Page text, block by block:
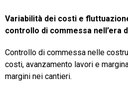
Variabilità dei costi e
controllo di commessa nell’era
Controllo di commessa nelle
costi, avanzamento lavori e
margini nei cantieri.